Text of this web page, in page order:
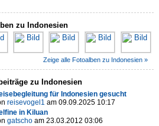
zu Indonesien
Zeige alle Fotoalben zu Indonesien »
zu Indonesien
für Indonesien gesucht
reisevogel1 am 09.09.2025 10:17
in Kiluan
gatscho am 23.03.2012 03:06